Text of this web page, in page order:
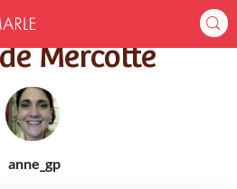
de Mercotte
Mercotte
anne_gp